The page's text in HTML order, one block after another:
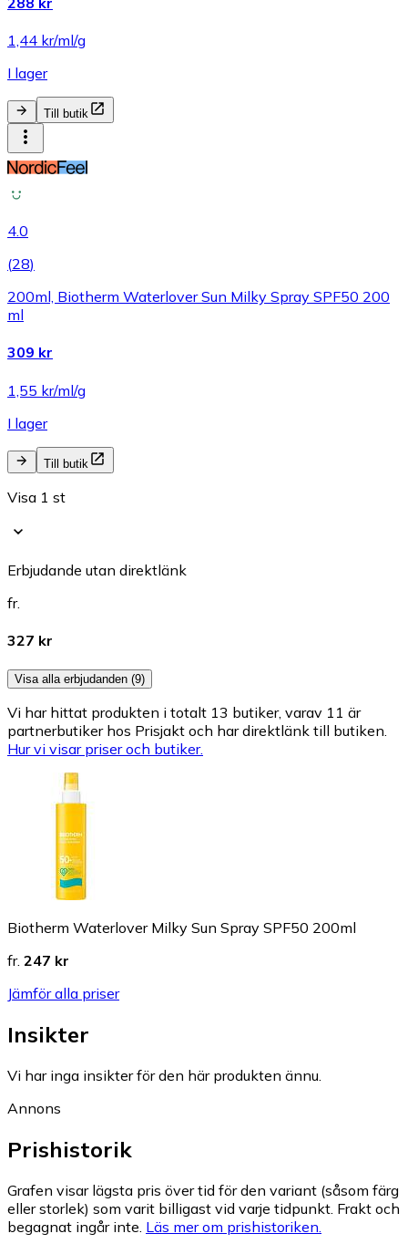
1,44 kr/ml/g
I lager
Till butik
4.0
(28)
200ml, Biotherm Waterlover Sun Milky Spray SPF50 200
ml
309 kr
1,55 kr/ml/g
I lager
Till butik
Visa 1 st
Erbjudande utan direktlänk
fr.
327 kr
Visa alla erbjudanden (9)
Vi har hittat produkten i totalt 13 butiker, varav 11 är
partnerbutiker hos Prisjakt och har direktlänk till butiken.
Hur vi visar priser och butiker.
Biotherm Waterlover Milky Sun Spray SPF50 200ml
fr. 247 kr
Jämför alla priser
Insikter
Vi har inga insikter för den här produkten ännu.
Annons
Prishistorik
Grafen visar lägsta pris över tid för den variant (såsom färg
eller storlek) som varit billigast vid varje tidpunkt. Frakt och
begagnat ingår inte. Läs mer om prishistoriken.